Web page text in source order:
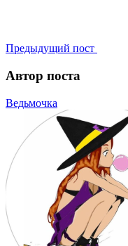
Предыдущий пост
Автор поста
Ведьмочка